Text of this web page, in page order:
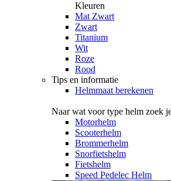
Kleuren
Mat Zwart
Zwart
Titanium
Wit
Roze
Rood
Tips en informatie
Helmmaat berekenen
Naar wat voor type helm zoek
Motorhelm
Scooterhelm
Brommerhelm
Snorfietshelm
Fietshelm
Speed Pedelec Helm